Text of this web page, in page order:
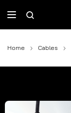
Home Cables